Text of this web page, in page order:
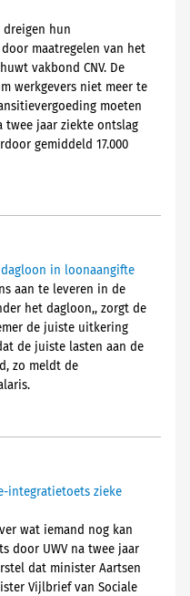
hun
maatregelen van het
vakbond CNV. De
werkgevers niet meer te
moeten
twee jaar ziekte ontslag
gemiddeld 17.000
in loonaangifte
aan te leveren in de
het dagloon,, zorgt de
de juiste uitkering
de juiste lasten aan de
zo meldt de
integratietoets zieke
wat iemand nog kan
door UWV na twee jaar
dat minister Aartsen
Vijlbrief van Sociale